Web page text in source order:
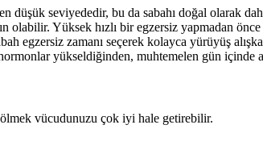
düşük seviyededir, bu da sabahı doğal olarak
olabilir. Yüksek hızlı bir egzersiz yapmadan
egzersiz zamanı seçerek kolayca yürüyüş
yükseldiğinden, muhtemelen gün
vücudunuzu çok iyi hale getirebilir.